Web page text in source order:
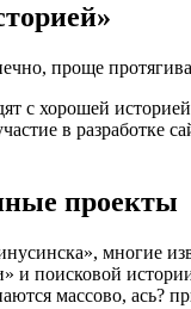
проще
с хорошей
в
проекты
многие
и поисковой
массово, ась?